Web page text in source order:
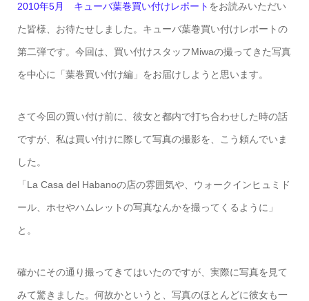
2010年5月 キューバ葉巻買い付けレポート をお読みいただい
た皆様、お待たせしました。キューバ葉巻買い付けレポートの
第二弾です。今回は、買い付けスタッフMiwaの撮ってきた写真
を中心に「葉巻買い付け編」をお届けしようと思います。
さて今回の買い付け前に、彼女と都内で打ち合わせした時の話
ですが、私は買い付けに際して写真の撮影を、こう頼んでいま
した。
「La Casa del Habanoの店の雰囲気や、ウォークインヒュミド
ール、ホセやハムレットの写真なんかを撮ってくるように」
と。
確かにその通り撮ってきてはいたのですが、実際に写真を見て
みて驚きました。何故かというと、写真のほとんどに彼女も一